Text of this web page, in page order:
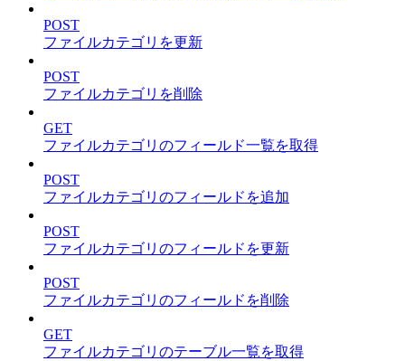
POST
ファイルカテゴリを更新
POST
ファイルカテゴリを削除
GET
ファイルカテゴリのフィールド一覧を取得
POST
ファイルカテゴリのフィールドを追加
POST
ファイルカテゴリのフィールドを更新
POST
ファイルカテゴリのフィールドを削除
GET
ファイルカテゴリのテーブル一覧を取得